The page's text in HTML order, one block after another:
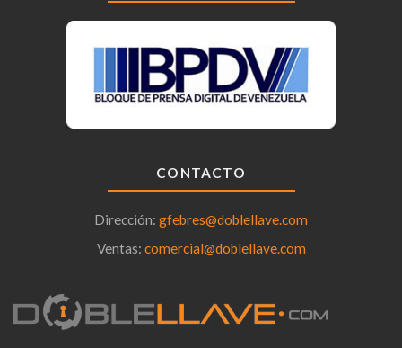
CONTACTO
Dirección: gfebres@doblellave.com
Ventas: comercial@doblellave.com